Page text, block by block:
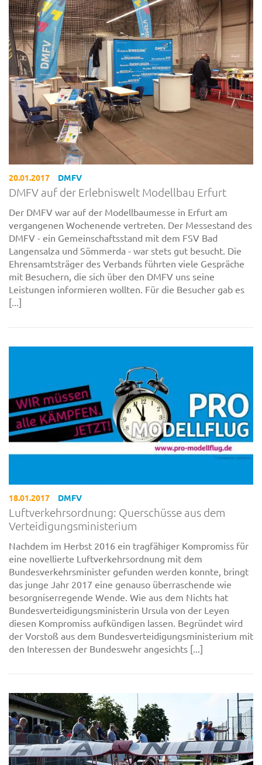
20.01.2017 DMFV
DMFV auf der Erlebniswelt Modellbau Erfurt
Der DMFV war auf der Modellbaumesse in Erfurt am
vergangenen Wochenende vertreten. Der Messestand des
DMFV - ein Gemeinschaftsstand mit dem FSV Bad
Langensalza und Sömmerda - war stets gut besucht. Die
Ehrensamtsträger des Verbands führten viele Gespräche
mit Besuchern, die sich über den DMFV uns seine
Leistungen informieren wollten. Für die Besucher gab es
[...]
18.01.2017 DMFV
Luftverkehrsordnung: Querschüsse aus dem
Verteidigungsministerium
Nachdem im Herbst 2016 ein tragfähiger Kompromiss für
eine novellierte Luftverkehrsordnung mit dem
Bundesverkehrsminister gefunden werden konnte, bringt
das junge Jahr 2017 eine genauso überraschende wie
besorgniserregende Wende. Wie aus dem Nichts hat
Bundesverteidigungsministerin Ursula von der Leyen
diesen Kompromiss aufkündigen lassen. Begründet wird
der Vorstoß aus dem Bundesverteidigungsministerium mit
den Interessen der Bundeswehr angesichts [...]